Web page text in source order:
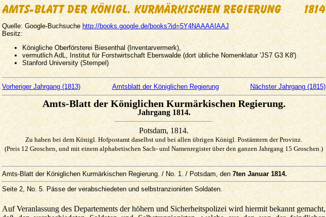
Quelle: Google-Buchsuchehttp://books.google.de/books?id=5Y4NAAAAIAAJ
Besitz:
Königliche Oberförsterei Biesenthal (Inventarvermerk),
vermutlich AdL, Institut für Forstwirtschaft Eberswalde (dort übliche Nomenklatur 'JS7 G3 K8')
Stanford University (Stempel)
Vorheriger Jahrgang (1813) Amtsblatt der Königlichen Regierung Nächster Jahrgang (1815)
Amts-Blatt der Königlichen Kurmärkischen Regierung.
Jahrgang 1814.
Potsdam, 1814.
Zu haben bei dem Königl. Hofpostamt daselbst und bei allen übrigen Königl. Postämtern der Provinz.
(Preis 12 Groschen, und mit einem alphabetischen Sach- und Namenregister über den ganzen Jahrgang 15 Groschen.)
Amts-Blatt der Königlichen Kurmärkischen Regierung. / No. 1. / Potsdam, den 7ten Januar 1814.
Seite 2, No. 5. Pässe der verabschiedeten und selbstranzionirten Soldaten.
Auf Veranlassung des Departements der höhern und Sicherheitspolizei wird hiermit bekannt gemacht,